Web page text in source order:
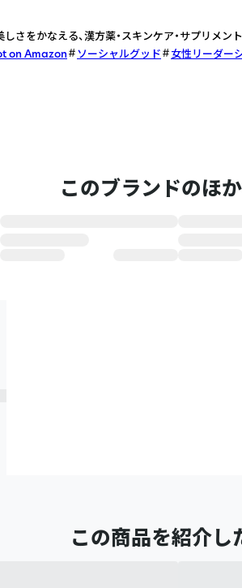
さをかなえる、漢方薬・スキンケア・サプリメン
on Amazon
ソーシャルグッド 女性リーダー
このブランドのほ
この商品を紹介し